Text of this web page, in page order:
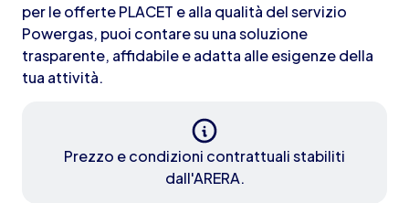
per le offerte PLACET e alla qualità del servizio
Powergas, puoi contare su una soluzione
trasparente, affidabile e adatta alle esigenze della
tua attività.
Prezzo e condizioni contrattuali stabiliti
dall'ARERA.